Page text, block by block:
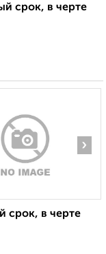
срок, в черте
›
срок, в черте